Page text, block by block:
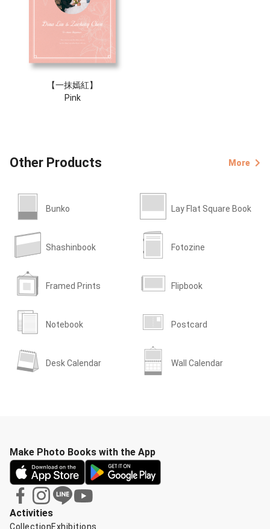
【一抹嫣紅】
Pink
Other Products More
Bunko Lay Flat Square Book
Shashinbook Fotozine
Framed Prints Flipbook
Notebook Postcard
Desk Calendar Wall Calendar
Activities
CollectionExhibitions
Make Photo Books with the App